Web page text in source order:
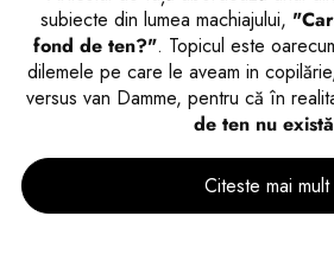
subiecte din lumea machiajului,
fond de ten?". Topicul este
dilemele pe care le aveam in
versus van Damme, pentru că în
de ten nu există
Citeste mai mult